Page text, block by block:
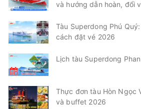
và hướng dẫn hoàn, đổi
Tàu Superdong Phú
cách đặt vé 2026
Lịch tàu Superdong
Thực đơn tàu Hòn Ngọc
và buffet 2026